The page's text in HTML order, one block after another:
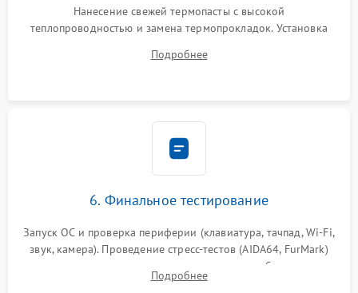
Нанесение свежей термопасты с высокой
теплопроводностью и замена термопрокладок. Установка
шлейфов, модулей памяти и накопителей. Предварительная
Подробнее
6. Финальное тестирование
Запуск ОС и проверка периферии (клавиатура, тачпад, Wi-Fi,
звук, камера). Проведение стресс-тестов (AIDA64, FurMark)
для контроля температурного режима и стабильности
системы под пиковой нагрузкой.
Подробнее